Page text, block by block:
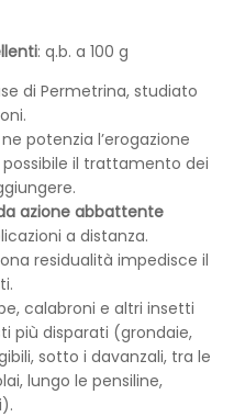
: q.b. a 100 g
di Permetrina, studiato
potenzia l’erogazione
possibile il trattamento dei
azione abbattente
a distanza.
residualità impedisce il
calabroni e altri insetti
più disparati (grondaie,
sotto i davanzali, tra le
lungo le pensiline,